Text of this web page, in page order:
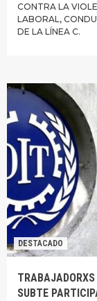
CONTRA LA
LABORAL,
DE LA LÍNEA C.
DESTACADO
TRABAJADORXS
SUBTE